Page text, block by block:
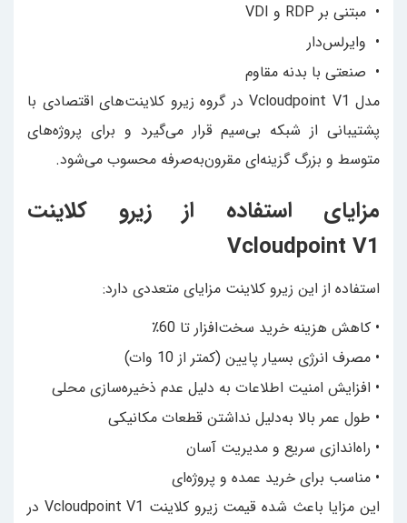
• مبتنی بر RDP و VDI
• وایرلس‌دار
• صنعتی با بدنه مقاوم
مدل Vcloudpoint V1 در گروه زیرو کلاینت‌های اقتصادی با
پشتیبانی از شبکه بی‌سیم قرار می‌گیرد و برای پروژه‌های
متوسط و بزرگ گزینه‌ای مقرون‌به‌صرفه محسوب می‌شود.
مزایای استفاده از زیرو کلاینت
Vcloudpoint V1
استفاده از این زیرو کلاینت مزایای متعددی دارد:
• کاهش هزینه خرید سخت‌افزار تا 60٪
• مصرف انرژی بسیار پایین (کمتر از 10 وات)
• افزایش امنیت اطلاعات به دلیل عدم ذخیره‌سازی محلی
• طول عمر بالا به‌دلیل نداشتن قطعات مکانیکی
• راه‌اندازی سریع و مدیریت آسان
• مناسب برای خرید عمده و پروژه‌ای
این مزایا باعث شده قیمت زیرو کلاینت Vcloudpoint V1 در